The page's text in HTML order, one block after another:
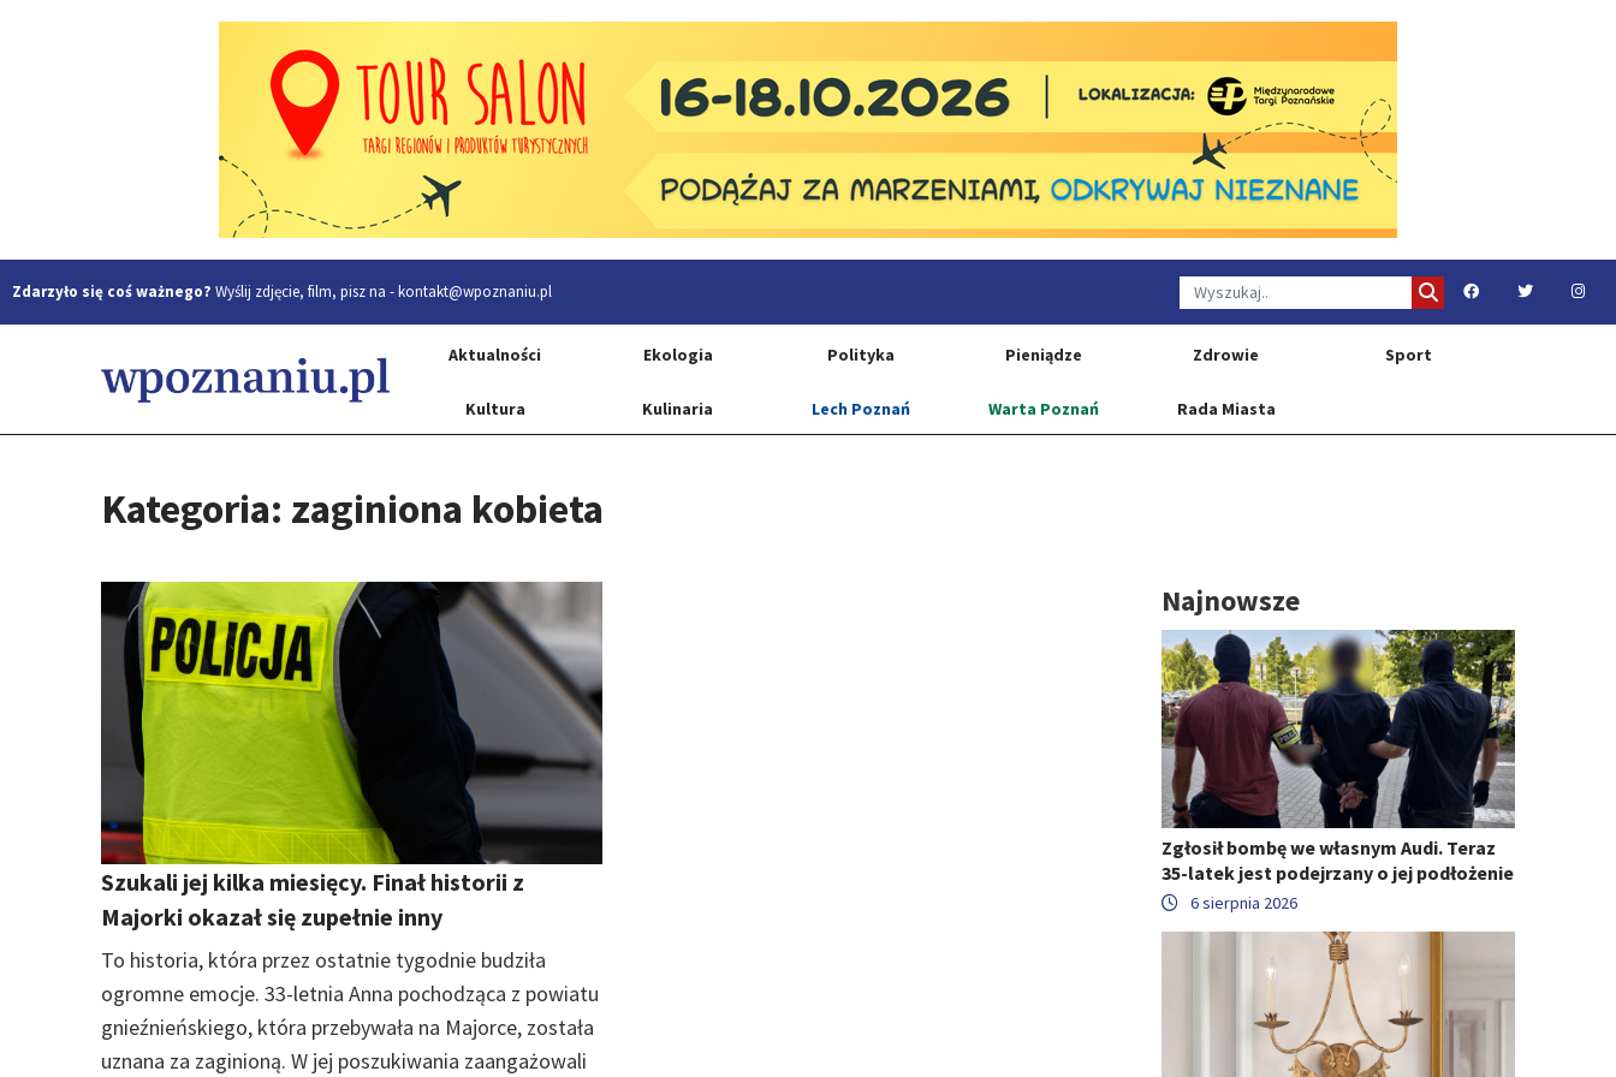
Zdarzyło się coś ważnego? Wyślij zdjęcie, film, pisz na -kontakt@wpoznaniu.pl
Aktualności Ekologia Polityka Pieniądze Zdrowie Sport
Kultura Kulinaria Lech Poznań Warta Poznań Rada Miasta
Kategoria: zaginiona kobieta
Szukali jej kilka miesięcy. Finał historii z
Majorki okazał się zupełnie inny
To historia, która przez ostatnie tygodnie budziła
ogromne emocje. 33-letnia Anna pochodząca z powiatu
gnieźnieńskiego, która przebywała na Majorce, została
uznana za zaginioną. W jej poszukiwania zaangażowali
Najnowsze
Zgłosił bombę we własnym Audi. Teraz
35-latek jest podejrzany o jej podłożenie
6 sierpnia 2026